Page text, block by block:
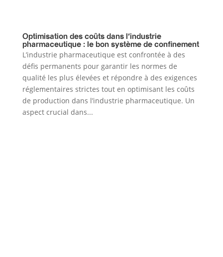
Optimisation des coûts dans l’industrie
pharmaceutique : le bon système de confinement
L’industrie pharmaceutique est confrontée à des
défis permanents pour garantir les normes de
qualité les plus élevées et répondre à des exigences
réglementaires strictes tout en optimisant les coûts
de production dans l’industrie pharmaceutique. Un
aspect crucial dans...